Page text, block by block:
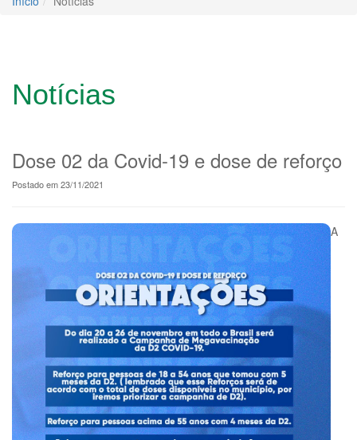
Notícias
Dose 02 da Covid-19 e dose de reforço
Postado em 23/11/2021
A